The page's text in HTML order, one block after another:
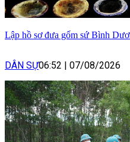
Lập hồ sơ đưa gốm sứ Bình
DÂN SỰ06:52 | 07/08/2026